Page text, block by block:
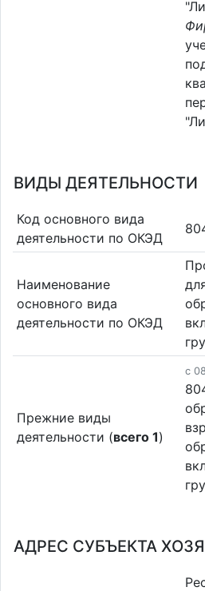
ВИДЫ ДЕЯТЕЛЬНОСТИ
Код основного вида
деятельности по ОКЭД
Наименование
основного вида
деятельности по ОКЭД
Прежние виды
деятельности (всего 1)
c
АДРЕС СУБЪЕКТА